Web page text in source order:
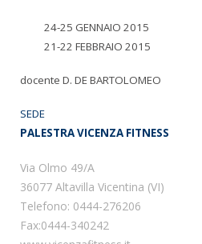
24-25 GENNAIO 2015
21-22 FEBBRAIO 2015
docente D. DE BARTOLOMEO
SEDE
PALESTRA VICENZA FITNESS
Via Olmo 49/A
36077 Altavilla Vicentina (VI)
Telefono: 0444-276206
Fax:0444-340242